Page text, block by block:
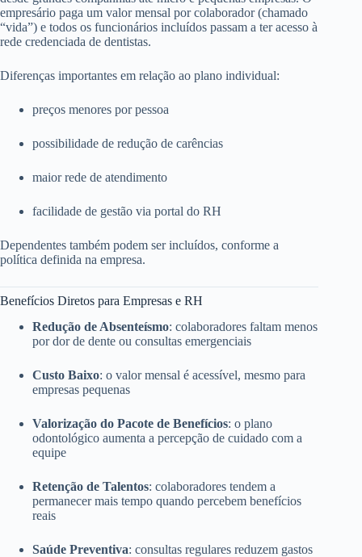
empresário paga um valor mensal por colaborador (chamado
“vida”) e todos os funcionários incluídos passam a ter acesso à
rede credenciada de dentistas.
Diferenças importantes em relação ao plano individual:
preços menores por pessoa
possibilidade de redução de carências
maior rede de atendimento
facilidade de gestão via portal do RH
Dependentes também podem ser incluídos, conforme a
política definida na empresa.
Benefícios Diretos para Empresas e RH
Redução de Absenteísmo: colaboradores faltam menos
por dor de dente ou consultas emergenciais
Custo Baixo: o valor mensal é acessível, mesmo para
empresas pequenas
Valorização do Pacote de Benefícios: o plano
odontológico aumenta a percepção de cuidado com a
equipe
Retenção de Talentos: colaboradores tendem a
permanecer mais tempo quando percebem benefícios
reais
Saúde Preventiva: consultas regulares reduzem gastos